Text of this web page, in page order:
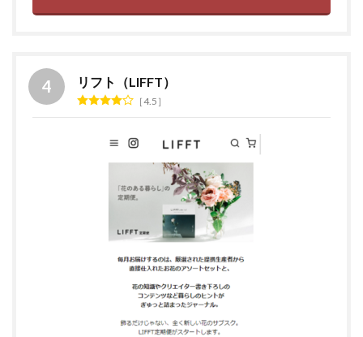
リフト（LIFFT）
4.5